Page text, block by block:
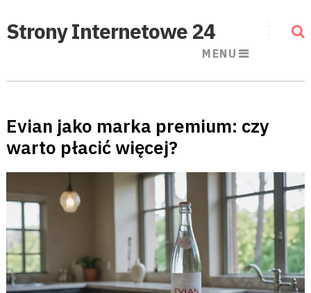
Strony Internetowe 24
MENU
Evian jako marka premium: czy
warto płacić więcej?